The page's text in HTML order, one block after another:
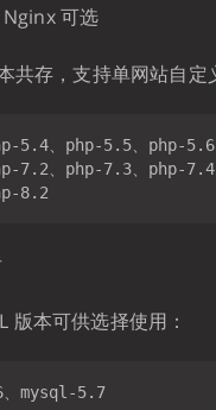
可选
共存，支持单网站自定
版本可供选择使用：